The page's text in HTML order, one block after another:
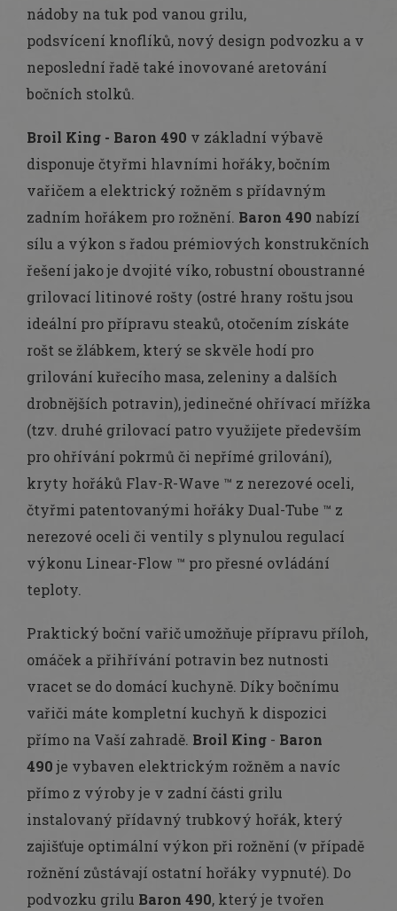
nádoby na tuk pod vanou grilu,
podsvícení knoflíků, nový design podvozku a v
neposlední řadě také inovované aretování
bočních stolků.
Broil King - Baron 490 v základní výbavě
disponuje čtyřmi hlavními hořáky, bočním
vařičem a elektrický rožněm s přídavným
zadním hořákem pro rožnění. Baron 490 nabízí
sílu a výkon s řadou prémiových konstrukčních
řešení jako je dvojité víko, robustní oboustranné
grilovací litinové rošty (ostré hrany roštu jsou
ideální pro přípravu steaků, otočením získáte
rošt se žlábkem, který se skvěle hodí pro
grilování kuřecího masa, zeleniny a dalších
drobnějších potravin), jedinečné ohřívací mřížka
(tzv. druhé grilovací patro využijete především
pro ohřívání pokrmů či nepřímé grilování),
kryty hořáků Flav-R-Wave ™ z nerezové oceli,
čtyřmi patentovanými hořáky Dual-Tube ™ z
nerezové oceli či ventily s plynulou regulací
výkonu Linear-Flow ™ pro přesné ovládání
teploty.
Praktický boční vařič umožňuje přípravu příloh,
omáček a přihřívání potravin bez nutnosti
vracet se do domácí kuchyně. Díky bočnímu
vařiči máte kompletní kuchyň k dispozici
přímo na Vaší zahradě. Broil King - Baron
490je vybaven elektrickým rožněm a navíc
přímo z výroby je v zadní části grilu
instalovaný přídavný trubkový hořák, který
zajišťuje optimální výkon při rožnění (v případě
rožnění zůstávají ostatní hořáky vypnuté). Do
podvozku grilu Baron 490, který je tvořen